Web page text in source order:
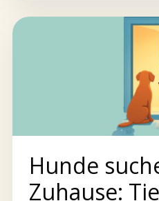
Hunde
Zuhause: